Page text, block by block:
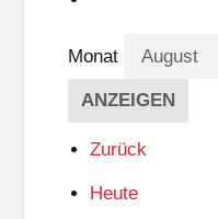
Monat
Zurück
Heute